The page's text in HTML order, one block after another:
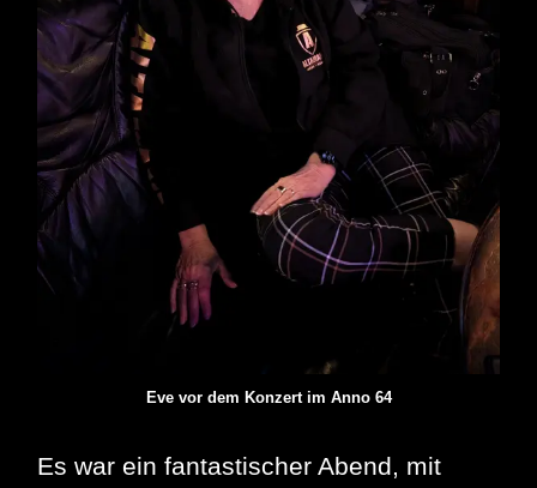
Eve vor dem Konzert im Anno 64
Es war ein fantastischer Abend, mit